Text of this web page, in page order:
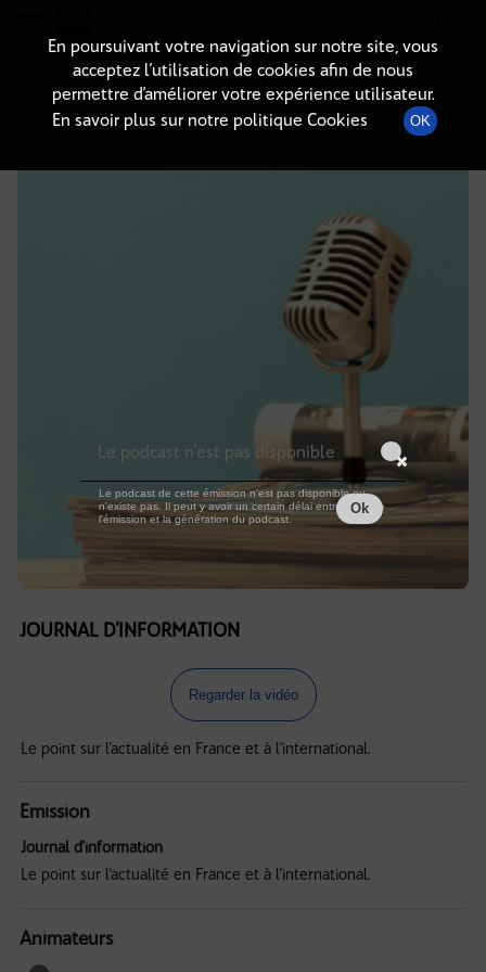
DÉTAILS DE L'ÉPISODE
6 septembre 2021à 14h00, durée : Invalid date
JOURNAL D'INFORMATION
Regarder la vidéo
Le point sur l’actualité en France et à l’international.
Emission
Journal d'information
Le point sur l’actualité en France et à l’international.
Animateurs
En poursuivant votre navigation sur notre site, vous
acceptez l’utilisation de cookies afin de nous
permettre d’améliorer votre expérience utilisateur.
En savoir plus sur notre politique Cookies
OK
Le podcast n'est pas disponible
Le podcast de cette émission n'est pas disponible ou
n'existe pas. Il peut y avoir un certain délai entre la fin de
l'émission et la génération du podcast.
Ok